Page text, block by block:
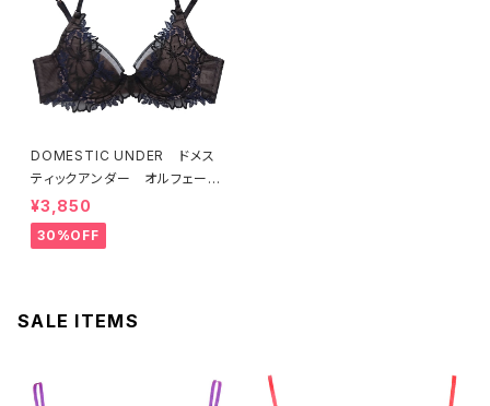
DOMESTIC UNDER ドメス
ティックアンダー オルフェーヴ
ル ブラジャー（ブラック）D225
4 送料無料
¥3,850
30%OFF
SALE ITEMS